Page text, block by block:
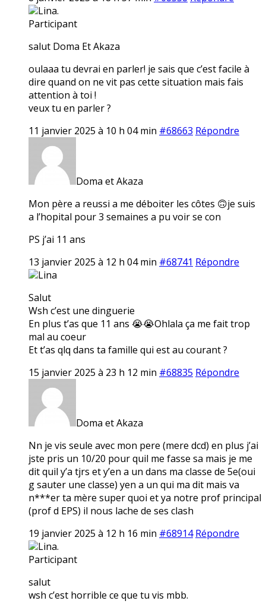
Lina.
Participant
salut Doma Et Akaza
oulaaa tu devrai en parler! je sais que c’est facile à
dire quand on ne vit pas cette situation mais fais
attention à toi !
veux tu en parler ?
11 janvier 2025 à 10 h 04 min #68663 Répondre
Doma et Akaza
Mon père a reussi a me déboiter les côtes 🙃je suis
a l’hopital pour 3 semaines a pu voir se con
PS j’ai 11 ans
13 janvier 2025 à 12 h 04 min #68741 Répondre
Lina
Salut
Wsh c’est une dinguerie
En plus t’as que 11 ans 😭😭Ohlala ça me fait trop
mal au coeur
Et t’as qlq dans ta famille qui est au courant ?
15 janvier 2025 à 23 h 12 min #68835 Répondre
Doma et Akaza
Nn je vis seule avec mon pere (mere dcd) en plus j’ai
jste pris un 10/20 pour quil me fasse sa mais je me
dit quil y’a tjrs et y’en a un dans ma classe de 5e(oui
g sauter une classe) yen a un qui ma dit mais va
n***er ta mère super quoi et ya notre prof principal
(prof d EPS) il nous lache de ses clash
19 janvier 2025 à 12 h 16 min #68914 Répondre
Lina.
Participant
salut
wsh c’est horrible ce que tu vis mbb.